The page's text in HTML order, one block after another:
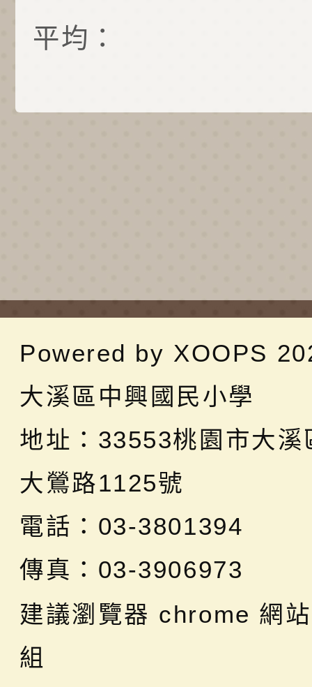
平均：
Powered by XOOPS
大溪區中興國民小學
地址： 33553桃園市大溪
大鶯路1125號
電話：03-3801394
傳真：03-3906973
建議瀏覽器 chrome 網
組